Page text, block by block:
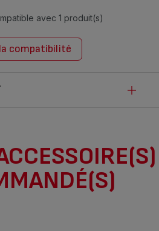
avec 1 produit(s)
compatibilité
de la loi
pour une Economie